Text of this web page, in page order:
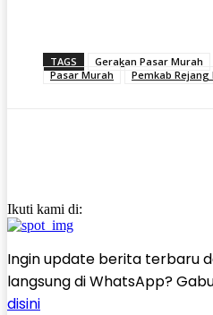
TAGS Gerakan Pasar Murah
Pasar Murah
Pemkab Rejang
Ikuti kami di:
Ingin update berita terbaru
langsung di WhatsApp?
disini